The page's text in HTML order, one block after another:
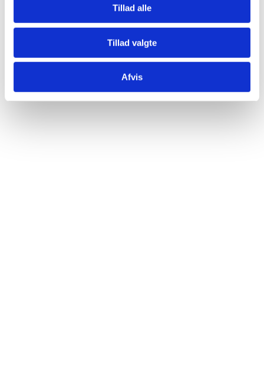
Tillad alle
Tillad valgte
Afvis
som giver forbrugerne en ny måde at navigere i
smagsprofiler på.